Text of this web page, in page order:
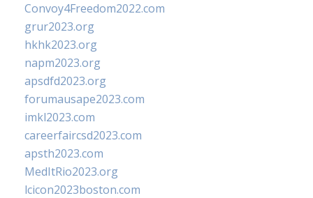
Convoy4Freedom2022.com
grur2023.org
hkhk2023.org
napm2023.org
apsdfd2023.org
forumausape2023.com
imkl2023.com
careerfaircsd2023.com
apsth2023.com
MedItRio2023.org
lcicon2023boston.com